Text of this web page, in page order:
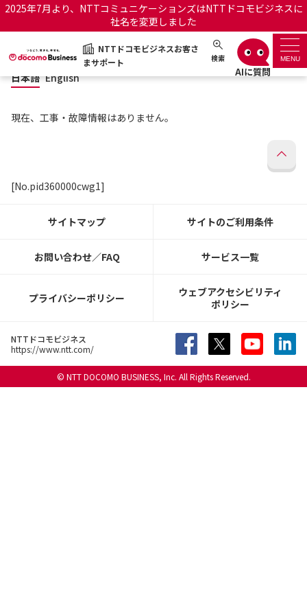
2025年7月より、NTTコミュニケーションズはNTTドコモビジネスに
社名を変更しました
NTTドコモビジネスお客さ
まサポート
検索 MENU
NTTドコモビジネスお客さまサポート 日本語 English
サポートトップ
サービス名から探す
日本語 English
現在、工事・故障情報はありません。
[No.pid360000cwg1]
サイトマップ サイトのご利用条件
お問い合わせ／FAQ サービス一覧
プライバシーポリシー
ウェブアクセシビリティ
ポリシー
NTTドコモビジネス
https://www.ntt.com/
© NTT DOCOMO BUSINESS, Inc. All Rights Reserved.